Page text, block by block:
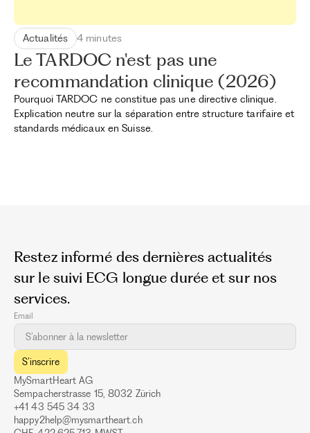
Actualités 4 minutes
Le TARDOC n'est pas une
recommandation clinique (2026)
Pourquoi TARDOC ne constitue pas une directive clinique.
Explication neutre sur la séparation entre structure tarifaire et
standards médicaux en Suisse.
Restez informé des dernières actualités
sur le suivi ECG longue durée et sur nos
services.
Email
MySmartHeart AG
Sempacherstrasse 15, 8032 Zürich
+41 43 545 34 33
happy2help@mysmartheart.ch